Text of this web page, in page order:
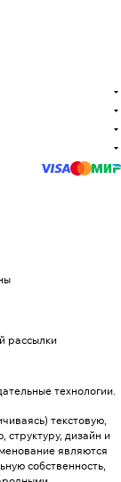
рассылки
технологии.
текстовую,
дизайн и
являются
собственность,